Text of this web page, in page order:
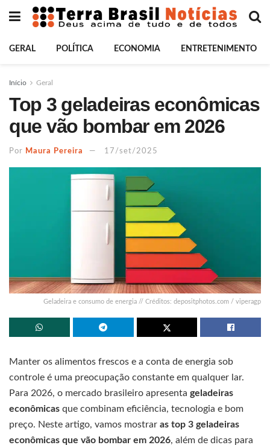
GERAL POLÍTICA ECONOMIA ENTRETENIMENTO
Início Geral
Top 3 geladeiras econômicas
que vão bombar em 2026
Por Maura Pereira 17/set/2025
Geladeira e consumo de energia // Créditos: depositphotos.com / viperagp
Manter os alimentos frescos e a conta de energia sob
controle é uma preocupação constante em qualquer lar.
Para 2026, o mercado brasileiro apresenta geladeiras
econômicas que combinam eficiência, tecnologia e bom
preço. Neste artigo, vamos mostrar as top 3 geladeiras
econômicas que vão bombar em 2026, além de dicas para